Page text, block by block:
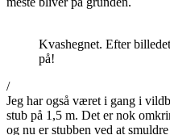
Kvashegnet. Efter
på!
/
Jeg har også været i gang i
stub på 1,5 m. Det er nok
og nu er stubben ved at